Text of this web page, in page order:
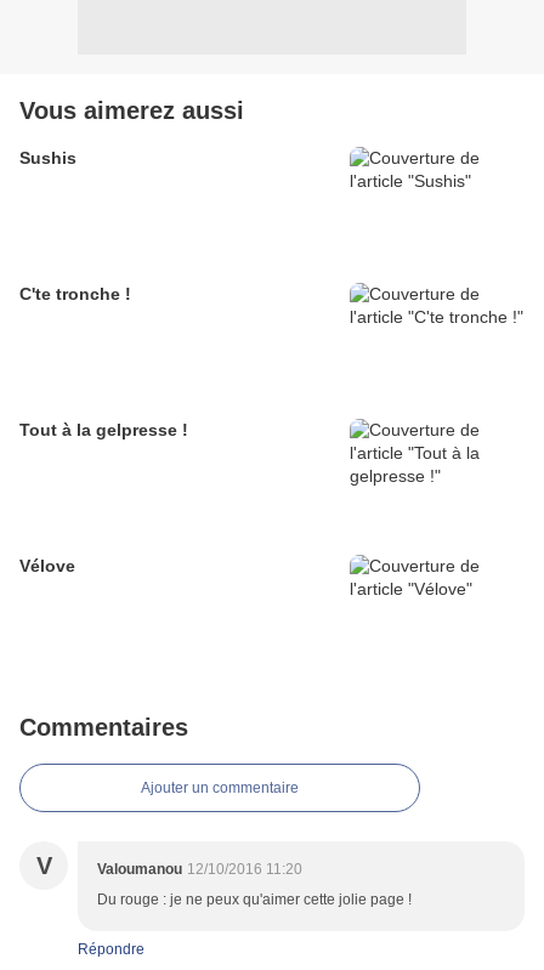
Vous aimerez aussi
Sushis
C'te tronche !
Tout à la gelpresse !
Vélove
Commentaires
Ajouter un commentaire
V Valoumanou 12/10/2016 11:20
Du rouge : je ne peux qu'aimer cette jolie page !
Répondre